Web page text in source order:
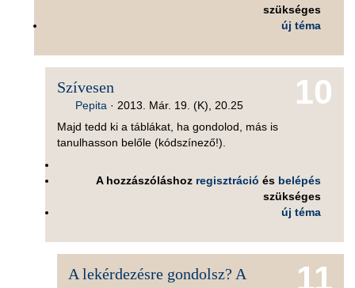
szükséges
új téma
10
Szívesen
Pepita ·2013. Már. 19. (K), 20.25
Majd tedd ki a táblákat, ha gondolod, más is
tanulhasson belőle (kódszínező!).
A hozzászóláshoz regisztráció és belépés
szükséges
új téma
11
A lekérdezésre gondolsz? A